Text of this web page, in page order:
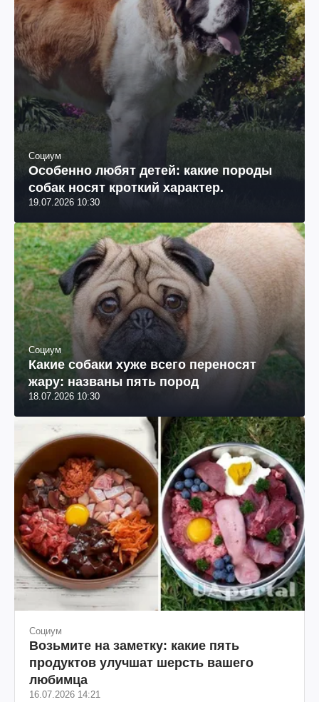
Социум
Особенно любят детей: какие породы
собак носят кроткий характер.
19.07.2026 10:30
Социум
Какие собаки хуже всего переносят
жару: названы пять пород
18.07.2026 10:30
Социум
Возьмите на заметку: какие пять
продуктов улучшат шерсть вашего
любимца
16.07.2026 14:21